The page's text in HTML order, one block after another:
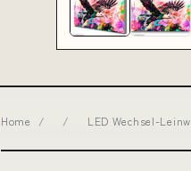
Home / / LED Wechsel-